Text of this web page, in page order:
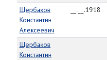
Щербаков
Константин
Алексеевич
__.__.1918
Щербаков
Константин